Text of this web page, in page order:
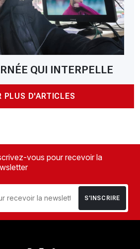
QUI INTERPELLE
PLUS D'ARTICLES
vous pour recevoir la
S’INSCRIRE